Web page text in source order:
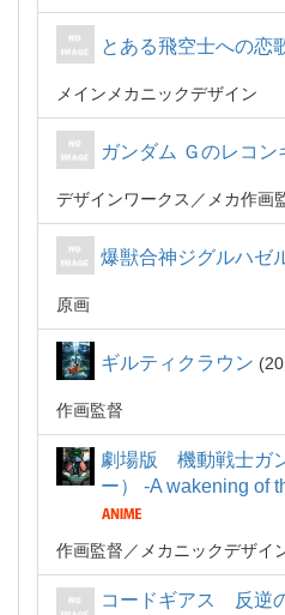
とある飛空士への恋
メインメカニックデザイン
ガンダム Ｇのレコン
デザインワークス メカ作画
爆獣合神ジグルハゼ
原画
ギルティクラウン
作画監督
劇場版 機動戦士ガ
ー） -A wakening of
作画監督 メカニックデザイ
コードギアス 反逆